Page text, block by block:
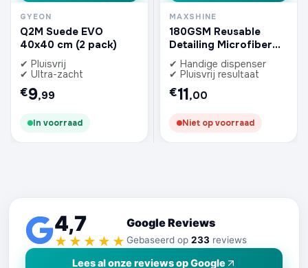
GYEON
Q2M Suede EVO
40x40 cm (2 pack)
✔ Pluisvrij
✔ Ultra-zacht
€9,99
In voorraad
MAXSHINE
180GSM Reusable
Detailing Microfiber
Towels with Dispenser
Box
✔ Handige dispenser
✔ Pluisvrij resultaat
€11,00
Niet op voorraad
4,7
★★★★★
Google Reviews
Gebaseerd op 233 reviews
Lees al onze reviews op Google